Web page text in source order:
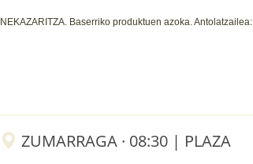
NEKAZARITZA. Baserriko produktuen azoka. Antolatzailea:
ZUMARRAGA · 08:30 | PLAZA